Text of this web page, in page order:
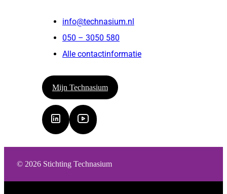
info@technasium.nl
050 – 3050 580
Alle contactinformatie
Mijn Technasium
© 2026 Stichting Technasium